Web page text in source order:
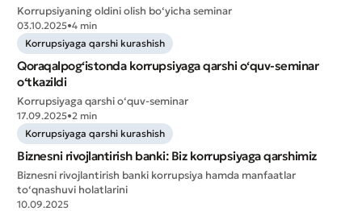
Yomon
Korrupsiyaning oldini olish bo‘yicha seminar
03.10.2025•4 min
Korrupsiyaga qarshi kurashish
Qoraqalpog‘istonda korrupsiyaga qarshi o‘quv-seminar
o‘tkazildi
Korrupsiyaga qarshi o‘quv-seminar
17.09.2025•2 min
Korrupsiyaga qarshi kurashish
Biznesni rivojlantirish banki: Biz korrupsiyaga qarshimiz
Biznesni rivojlantirish banki korrupsiya hamda manfaatlar
to‘qnashuvi holatlarini
10.09.2025